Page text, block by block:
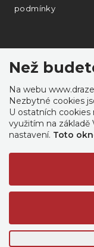
podmínky
PERTLIK
s.r.o.
Mongolská 1469/
Ostrava
Office:
IČ: 06285538
Vytvořeno
Než
Na webu
Nezbytné cookies
U ostatních
využitím na základě
nastavení. Toto